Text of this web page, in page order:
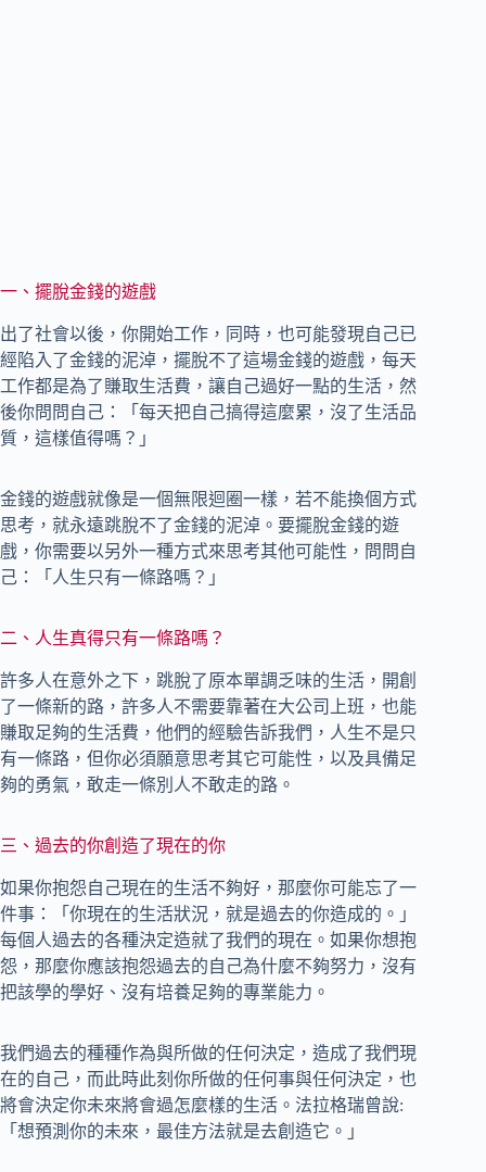
一、擺脫金錢的遊戲
出了社會以後，你開始工作，同時，也可能發現自己已
經陷入了金錢的泥淖，擺脫不了這場金錢的遊戲，每天
工作都是為了賺取生活費，讓自己過好一點的生活，然
後你問問自己：「每天把自己搞得這麼累，沒了生活品
質，這樣值得嗎？」
金錢的遊戲就像是一個無限迴圈一樣，若不能換個方式
思考，就永遠跳脫不了金錢的泥淖。要擺脫金錢的遊
戲，你需要以另外一種方式來思考其他可能性，問問自
己：「人生只有一條路嗎？」
二、人生真得只有一條路嗎？
許多人在意外之下，跳脫了原本單調乏味的生活，開創
了一條新的路，許多人不需要靠著在大公司上班，也能
賺取足夠的生活費，他們的經驗告訴我們，人生不是只
有一條路，但你必須願意思考其它可能性，以及具備足
夠的勇氣，敢走一條別人不敢走的路。
三、過去的你創造了現在的你
如果你抱怨自己現在的生活不夠好，那麼你可能忘了一
件事：「你現在的生活狀況，就是過去的你造成的。」
每個人過去的各種決定造就了我們的現在。如果你想抱
怨，那麼你應該抱怨過去的自己為什麼不夠努力，沒有
把該學的學好、沒有培養足夠的專業能力。
我們過去的種種作為與所做的任何決定，造成了我們現
在的自己，而此時此刻你所做的任何事與任何決定，也
將會決定你未來將會過怎麼樣的生活。法拉格瑞曾說:
「想預測你的未來，最佳方法就是去創造它。」